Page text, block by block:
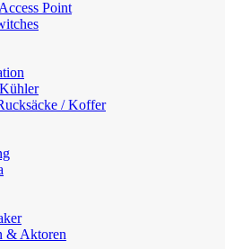
Point
/ Koffer
& Aktoren